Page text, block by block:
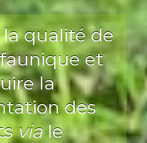
qualité de
et
la
des
via le